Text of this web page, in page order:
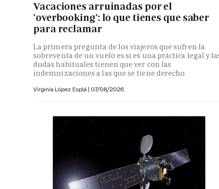
Vacaciones arruinadas por el
'overbooking': lo que tienes que saber
para reclamar
La primera pregunta de los viajeros que sufren la
sobreventa de un vuelo es si es una práctica legal y
dudas habituales tienen que ver con las
indemnizaciones a las que se tiene derecho
Virginia López Esplá | 07/08/2026